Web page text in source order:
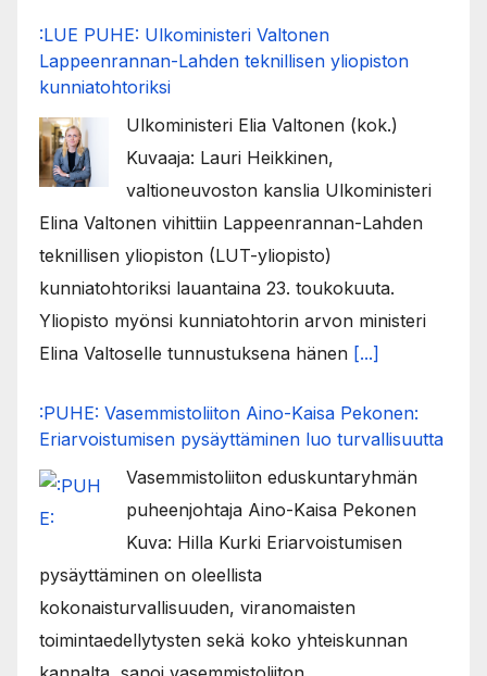
:LUE PUHE: Ulkoministeri Valtonen
Lappeenrannan-Lahden teknillisen yliopiston
kunniatohtoriksi
Ulkoministeri Elia Valtonen (kok.)
Kuvaaja: Lauri Heikkinen,
valtioneuvoston kanslia Ulkoministeri
Elina Valtonen vihittiin Lappeenrannan-Lahden
teknillisen yliopiston (LUT-yliopisto)
kunniatohtoriksi lauantaina 23. toukokuuta.
Yliopisto myönsi kunniatohtorin arvon ministeri
Elina Valtoselle tunnustuksena hänen [...]
:PUHE: Vasemmistoliiton Aino-Kaisa Pekonen:
Eriarvoistumisen pysäyttäminen luo turvallisuutta
Vasemmistoliiton eduskuntaryhmän
puheenjohtaja Aino-Kaisa Pekonen
Kuva: Hilla Kurki Eriarvoistumisen
pysäyttäminen on oleellista
kokonaisturvallisuuden, viranomaisten
toimintaedellytysten sekä koko yhteiskunnan